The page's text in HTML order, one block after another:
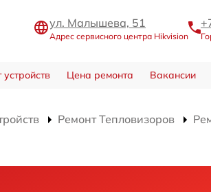
ул. Малышева, 51
Адрес сервисного центра Hikvision
Цена ремонта Вакансии
Ремонт Тепловизоров